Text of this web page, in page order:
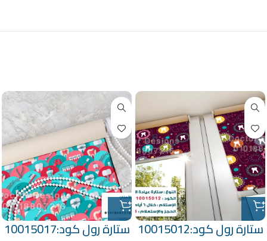
ستارة رول كود:10015012
ستارة رول كود:10015017